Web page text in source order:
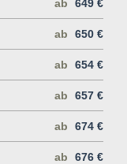
ab 649 €
ab 650 €
ab 654 €
ab 657 €
ab 674 €
ab 676 €